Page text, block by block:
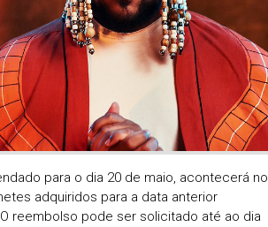
para o dia 20 de maio, acontecerá no
adquiridos para a data anterior
reembolso pode ser solicitado até ao dia